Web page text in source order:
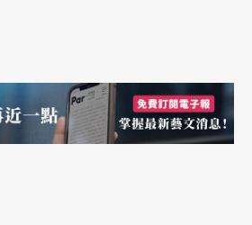
想过，才会有一个带有贬义的
日渐壮大（通过进念．廿面体
：「前卫迷雾」。